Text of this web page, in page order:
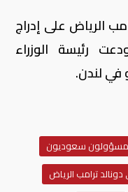
الرياض على إدراج
رئيسة الوزراء
في لندن.
مسؤولون سعوديون
دونالد ترامب الرياض